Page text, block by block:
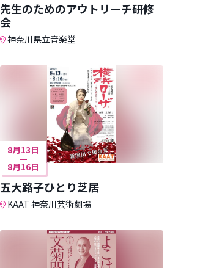
先生のためのアウトリーチ研修
会
神奈川県立音楽堂
8月13日
8月16日
五大路子ひとり芝居
KAAT 神奈川芸術劇場